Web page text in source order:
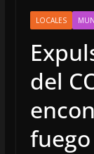
LOCALES
del